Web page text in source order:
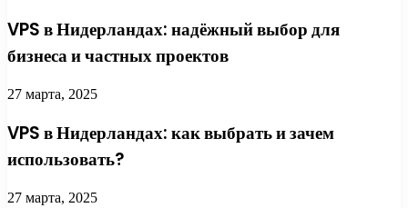
VPS в Нидерландах: надёжный выбор для
бизнеса и частных проектов
27 марта, 2025
VPS в Нидерландах: как выбрать и зачем
использовать?
27 марта, 2025